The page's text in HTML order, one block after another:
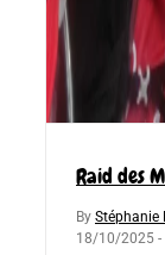
Raid des
By Stéphanie
18/10/2025 -